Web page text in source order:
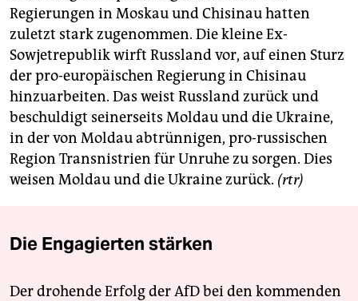
Regierungen in Moskau und Chisinau hatten
zuletzt stark zugenommen. Die kleine Ex-
Sowjetrepublik wirft Russland vor, auf einen Sturz
der pro-europäischen Regierung in Chisinau
hinzuarbeiten. Das weist Russland zurück und
beschuldigt seinerseits Moldau und die Ukraine,
in der von Moldau abtrünnigen, pro-russischen
Region Transnistrien für Unruhe zu sorgen. Dies
weisen Moldau und die Ukraine zurück. (rtr)
Die Engagierten stärken
Der drohende Erfolg der AfD bei den kommenden